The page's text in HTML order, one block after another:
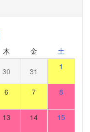
木 金 土
30 31 1
6 7 8
13 14 15